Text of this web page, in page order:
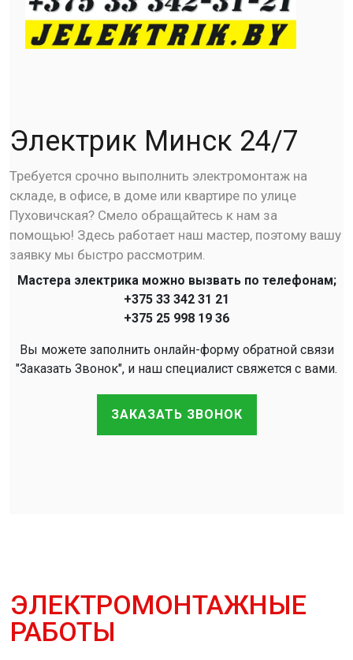
Электрик Минск 24/7
Требуется срочно выполнить электромонтаж на
складе, в офисе, в доме или квартире по улице
Пуховичская? Смело обращайтесь к нам за
помощью! Здесь работает наш мастер, поэтому вашу
заявку мы быстро рассмотрим.
Мастера электрика можно вызвать по телефонам;
+375 33 342 31 21
+375 25 998 19 36
Вы можете заполнить онлайн-форму обратной связи
"Заказать Звонок", и наш специалист свяжется с вами.
ЗАКАЗАТЬ ЗВОНОК
ЭЛЕКТРОМОНТАЖНЫЕ
РАБОТЫ